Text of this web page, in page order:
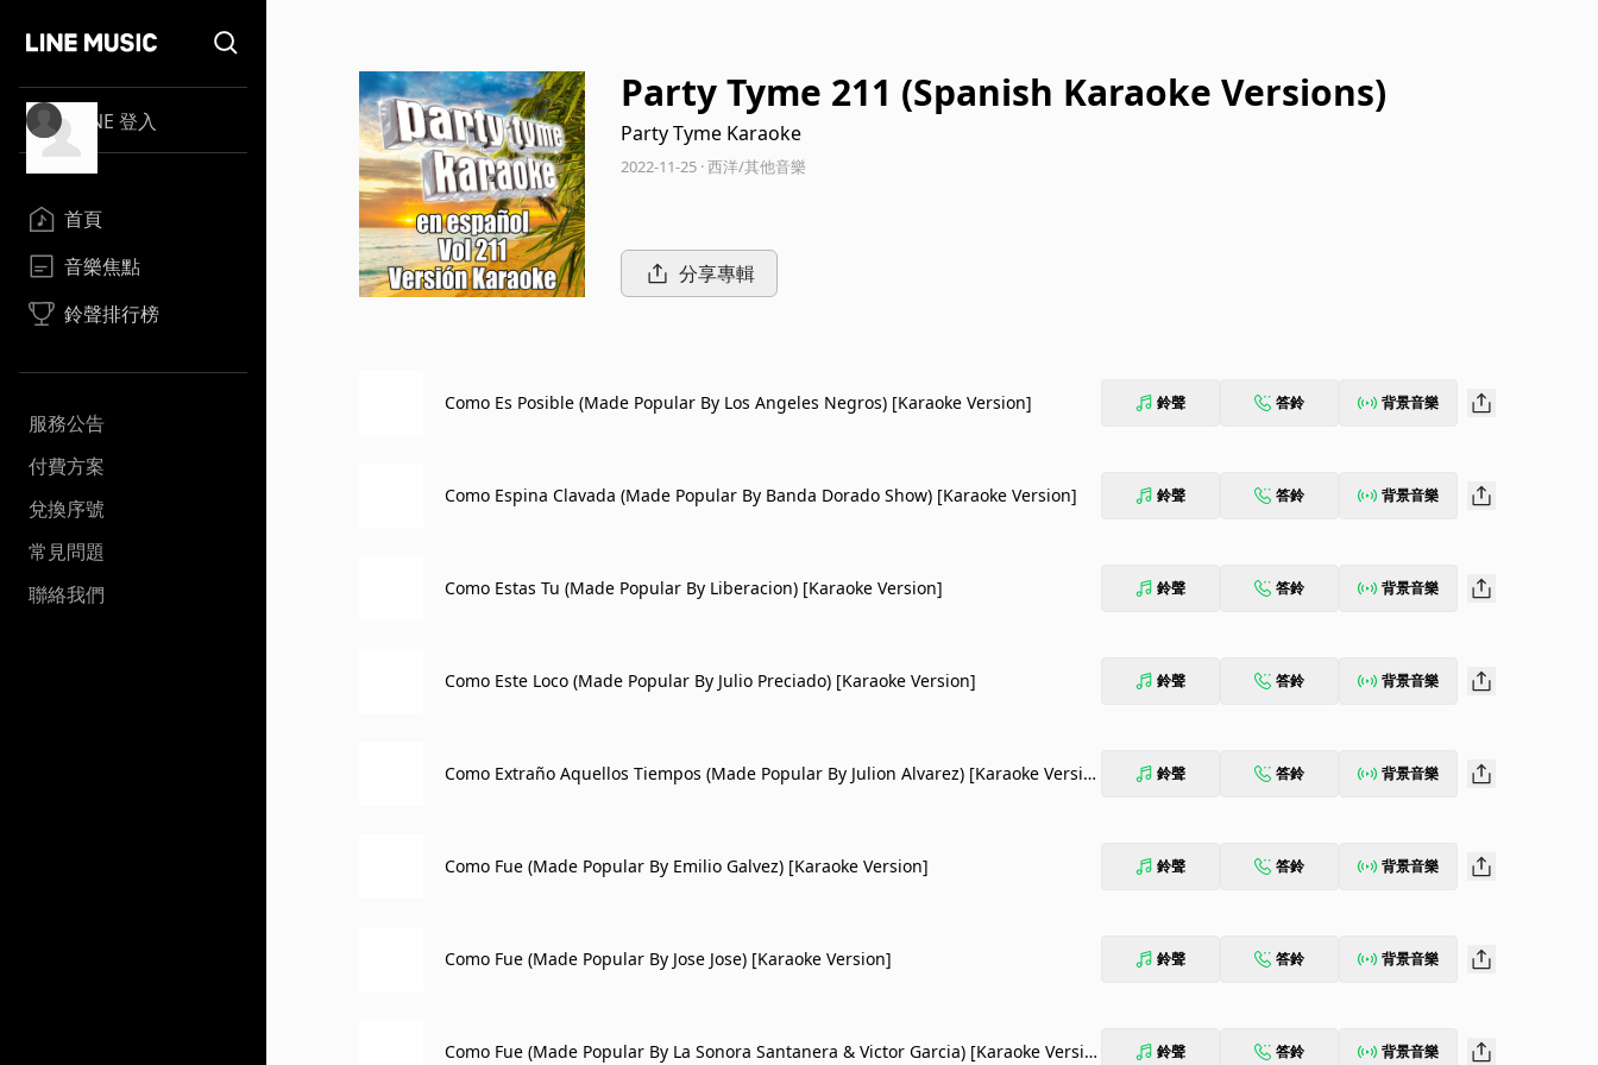
LINE 登入
首頁
音樂焦點
鈴聲排行榜
服務公告
付費方案
兌換序號
常見問題
聯絡我們
Party Tyme 211 (Spanish Karaoke Versions)
Party Tyme Karaoke
2022-11-25 · 西洋/其他音樂
分享專輯
Como Es Posible (Made Popular By Los Angeles Negros) [Karaoke Version] 鈴聲 答鈴 背景音樂
Como Espina Clavada (Made Popular By Banda Dorado Show) [Karaoke Version] 鈴聲 答鈴 背景音樂
Como Estas Tu (Made Popular By Liberacion) [Karaoke Version] 鈴聲 答鈴 背景音樂
Como Este Loco (Made Popular By Julio Preciado) [Karaoke Version] 鈴聲 答鈴 背景音樂
Como Extraño Aquellos Tiempos (Made Popular By Julion Alvarez) [Karaoke Versio
鈴聲 答鈴 背景音樂
Como Fue (Made Popular By Emilio Galvez) [Karaoke Version] 鈴聲 答鈴 背景音樂
Como Fue (Made Popular By Jose Jose) [Karaoke Version] 鈴聲 答鈴 背景音樂
Como Fue (Made Popular By La Sonora Santanera & Victor Garcia) [Karaoke Versio
鈴聲 答鈴 背景音樂